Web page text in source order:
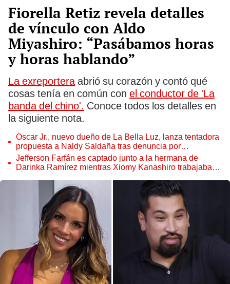
Fiorella Retiz revela detalles
de vínculo con Aldo
Miyashiro: “Pasábamos horas
y horas hablando”
La exreporteraabrió su corazón y contó qué
cosas tenía en común con el conductor de 'La
banda del chino'. Conoce todos los detalles en
la siguiente nota.
Óscar Jr., nuevo dueño de La Bella Luz, lanza tentadora
propuesta a Naldy Saldaña tras denuncia por
tocamientos
Jefferson Farfán es captado junto a la hermana de
Darinka Ramírez mientras Xiomy Kanashiro trabajaba: